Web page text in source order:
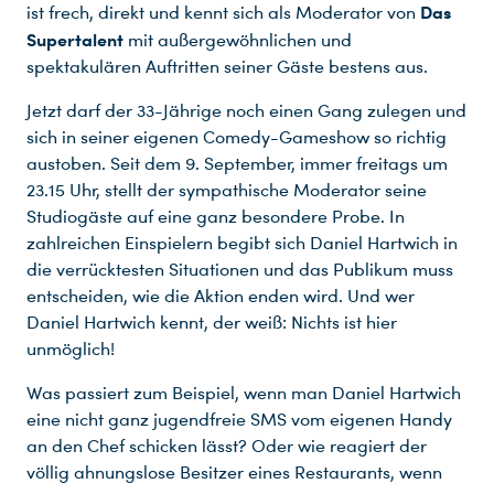
ist frech, direkt und kennt sich als Moderator von Das
Supertalent mit außergewöhnlichen und
spektakulären Auftritten seiner Gäste bestens aus.
Jetzt darf der 33-Jährige noch einen Gang zulegen und
sich in seiner eigenen Comedy-Gameshow so richtig
austoben. Seit dem 9. September, immer freitags um
23.15 Uhr, stellt der sympathische Moderator seine
Studiogäste auf eine ganz besondere Probe. In
zahlreichen Einspielern begibt sich Daniel Hartwich in
die verrücktesten Situationen und das Publikum muss
entscheiden, wie die Aktion enden wird. Und wer
Daniel Hartwich kennt, der weiß: Nichts ist hier
unmöglich!
Was passiert zum Beispiel, wenn man Daniel Hartwich
eine nicht ganz jugendfreie SMS vom eigenen Handy
an den Chef schicken lässt? Oder wie reagiert der
völlig ahnungslose Besitzer eines Restaurants, wenn